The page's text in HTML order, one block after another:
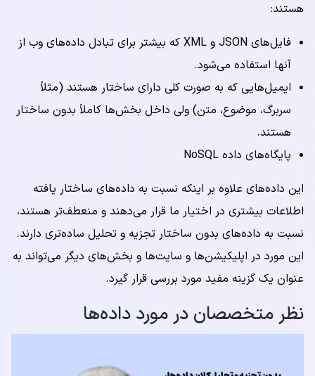
هستند:
فایل‌های JSON و XML که بیشتر برای تبادل داده‌های وب از
آنها استفاده می‌شود.
ایمیل‌هایی که به صورت کلی دارای ساختار هستند (مثلاً
سربرگ، موضوع، متن) ولی داخل بخش‌ها کاملاً بدون ساختار
هستند.
پایگاه‌های داده NoSQL
این داده‌های علاوه بر اینکه نسبت به داده‌های ساختار یافته
اطلاعات بیشتری در اختیار ما قرار می‌دهند و منعطف‌تر هستند،
نسبت به داده‌های بدون ساختار تجزیه و تحلیل ساده‌تری دارند.
این مورد در اپلیکیشن‌ها و سایت‌ها و بخش‌های دیگر می‌تواند به
عنوان یک گزینه مفید مورد بررسی قرار گیرد.
نظر متخصصان در مورد داده‌ها